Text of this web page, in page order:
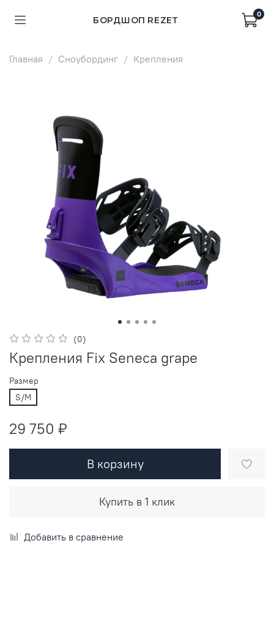
БОРДШОП REZET
0
Главная Сноубординг Крепления
(0)
Крепления Fix Seneca grape
Размер
S/M
29 750 ₽
В корзину
Купить в 1 клик
Добавить в сравнение